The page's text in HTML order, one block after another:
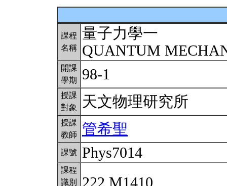
課程
名稱
量子力學一
QUANTUM
開課
學期
98-1
授課
對象
天文物理研究所
授課
教師
管希聖
課號 Phys7014
課程
識別
222 M1410